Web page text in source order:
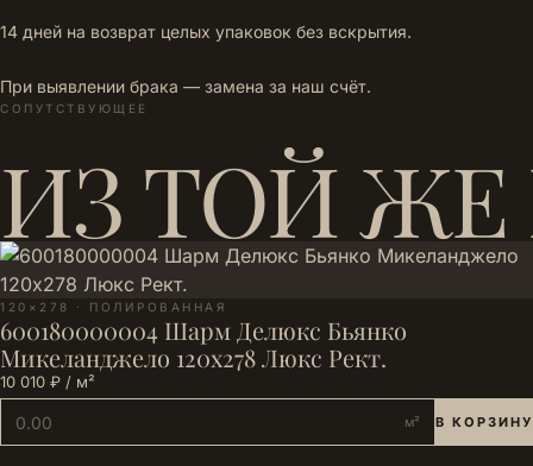
14 дней на возврат целых упаковок без вскрытия.
При выявлении брака — замена за наш счёт.
СОПУТСТВУЮЩЕЕ
ИЗ ТОЙ ЖЕ
120×278 · ПОЛИРОВАННАЯ
600180000004 Шарм Делюкс Бьянко
Микеланджело 120х278 Люкс Рект.
10 010 ₽ / м²
м² В КОРЗИНУ